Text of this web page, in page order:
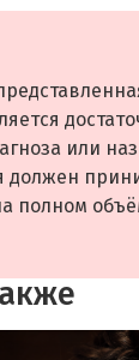
или
должен
полном